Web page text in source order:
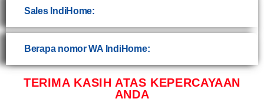
Sales IndiHome:
Berapa nomor WA IndiHome:
TERIMA KASIH ATAS KEPERCAYAAN
ANDA